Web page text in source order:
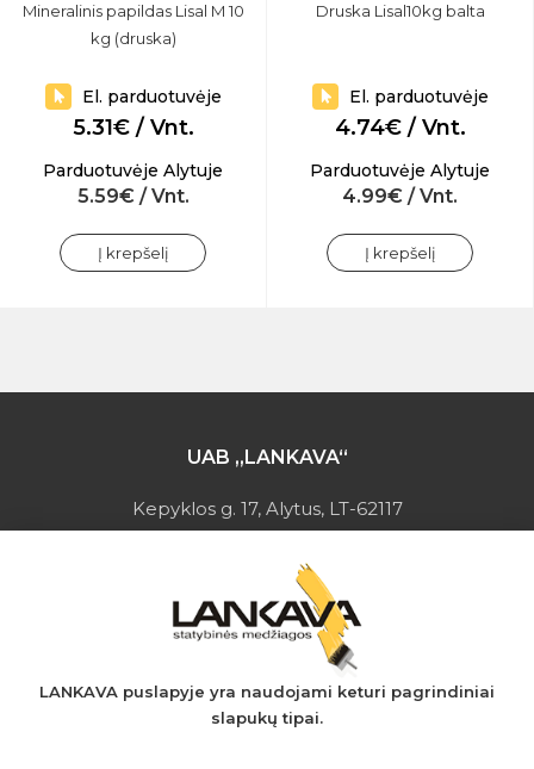
Mineralinis papildas Lisal M 10
kg (druska)
El. parduotuvėje
5.31€ / Vnt.
Parduotuvėje Alytuje
5.59€ / Vnt.
Į krepšelį
Druska Lisal10kg balta
El. parduotuvėje
4.74€ / Vnt.
Parduotuvėje Alytuje
4.99€ / Vnt.
Į krepšelį
UAB „LANKAVA“
Kepyklos g. 17, Alytus, LT-62117
Įmonės kodas: 149728275
PVM mokėtojo kodas: LT497282716
A.s.: LT037044060001923651
AB SEB bankas
+370 610 42 222
LANKAVA puslapyje yra naudojami keturi pagrindiniai
slapukų tipai.